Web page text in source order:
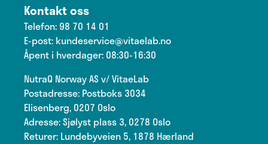
Kontakt oss
Telefon: 98 70 14 01
E-post: kundeservice@vitaelab.no
Åpent i hverdager: 08:30-16:30
NutraQ Norway AS v/ VitaeLab
Postadresse: Postboks 3034
Elisenberg, 0207 Oslo
Adresse: Sjølyst plass 3, 0278 Oslo
Returer: Lundebyveien 5, 1878 Hærland